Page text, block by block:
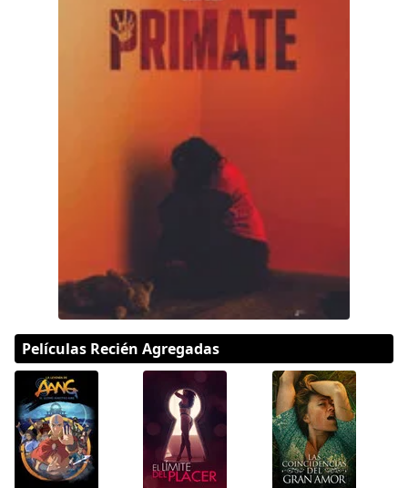
Películas Recién Agregadas